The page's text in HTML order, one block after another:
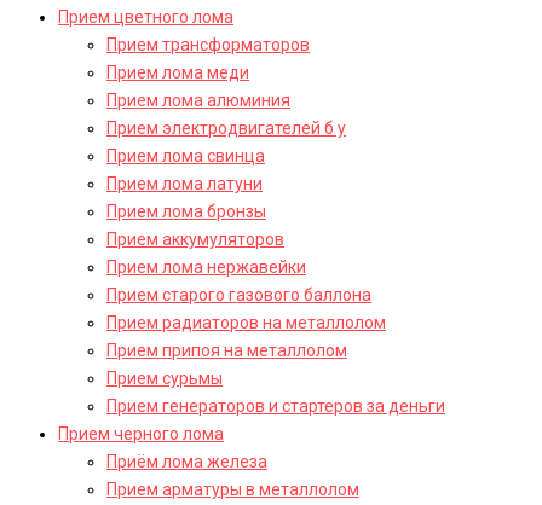
Прием цветного лома
Прием трансформаторов
Прием лома меди
Прием лома алюминия
Прием электродвигателей б у
Прием лома свинца
Прием лома латуни
Прием лома бронзы
Прием аккумуляторов
Прием лома нержавейки
Прием старого газового баллона
Прием радиаторов на металлолом
Прием припоя на металлолом
Прием сурьмы
Прием генераторов и стартеров за деньги
Прием черного лома
Приём лома железа
Прием арматуры в металлолом